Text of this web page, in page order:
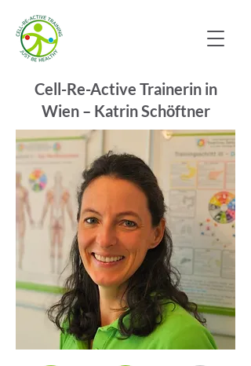
Cell-Re-Active Trainerin in
Wien – Katrin Schöftner